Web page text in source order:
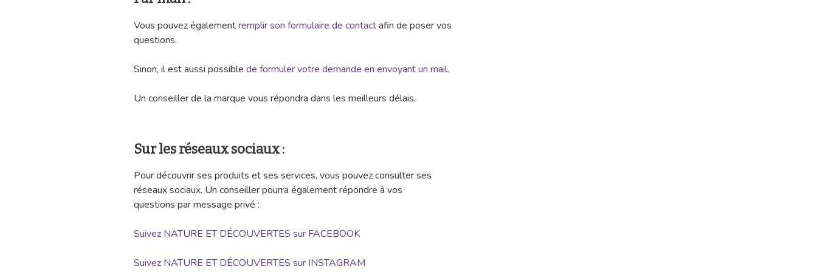
Vous pouvez égalementremplir son formulaire de contactafin de poser vos
questions.
Sinon, il est aussi possible de formuler votre demande en envoyant un mail.
Un conseiller de la marque vous répondra dans les meilleurs délais.
Sur les réseaux sociaux :
Pour découvrir ses produits et ses services, vous pouvez consulter ses
réseaux sociaux. Un conseiller pourra également répondre à vos
questions par message privé :
Suivez NATURE ET DÉCOUVERTES sur FACEBOOK
Suivez NATURE ET DÉCOUVERTES sur INSTAGRAM